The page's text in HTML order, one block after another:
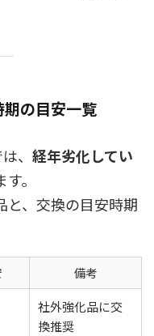
の目安一覧
、 経年劣化してい
す。
と、交換の目安時期
備考
社外強化品に交
換推奨